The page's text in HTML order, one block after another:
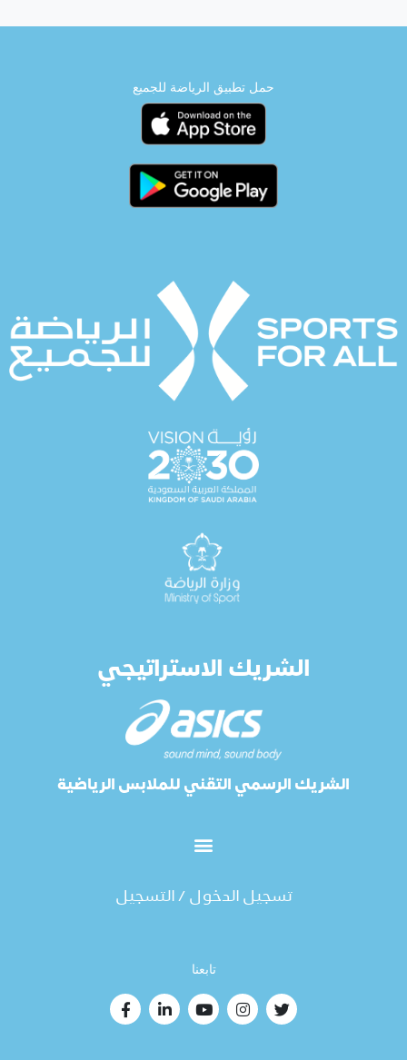
حمل تطبيق الرياضة للجميع
الشريك الاستراتيجي
الشريك الرسمي التقني للملابس الرياضية
تسجيل الدخول / التسجيل
تابعنا